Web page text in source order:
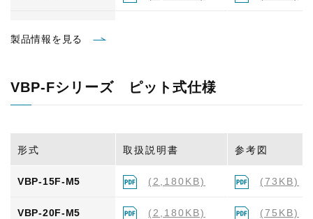
VBH-30F-M6 (2,180KB)
VBH-40F-M6 (2,180KB) (69KB)
VBH-50F-M6 (2,180KB) (71KB)
製品情報を見る
VBP-Fシリーズ ピット式仕様
形式 取扱説明書 参考図
VBP-15F-M5 (2,180KB) (73KB)
VBP-20F-M5 (2,180KB) (75KB)